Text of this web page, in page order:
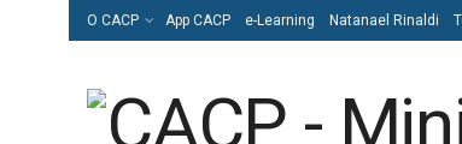
O CACP App CACP e-Learning Natanael Rinaldi